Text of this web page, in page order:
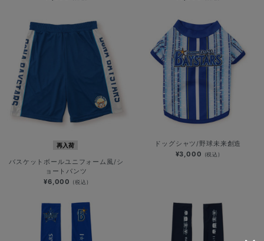
再入荷
バスケットボールユニフォーム風/シ
ョートパンツ
¥6,000 (税込)
ドッグシャツ/野球未来創造
¥3,000 (税込)